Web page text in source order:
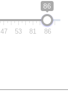
86
47 53 81 86